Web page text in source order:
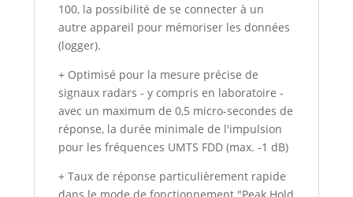
100, la possibilité de se connecter à un
autre appareil pour mémoriser les données
(logger).
+ Optimisé pour la mesure précise de
signaux radars - y compris en laboratoire -
avec un maximum de 0,5 micro-secondes de
réponse, la durée minimale de l'impulsion
pour les fréquences UMTS FDD (max. -1 dB)
+ Taux de réponse particulièrement rapide